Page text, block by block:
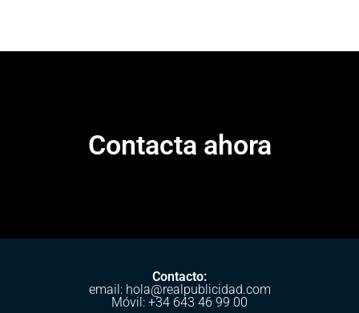
Contacta ahora
Contacto:
email: hola@realpublicidad.com
Móvil: +34 643 46 99 00